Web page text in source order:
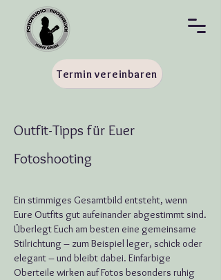
Termin vereinbaren
Outfit-Tipps für Euer
Fotoshooting
Ein stimmiges Gesamtbild entsteht, wenn
Eure Outfits gut aufeinander abgestimmt sind.
Überlegt Euch am besten eine gemeinsame
Stilrichtung – zum Beispiel leger, schick oder
elegant – und bleibt dabei. Einfarbige
Oberteile wirken auf Fotos besonders ruhig